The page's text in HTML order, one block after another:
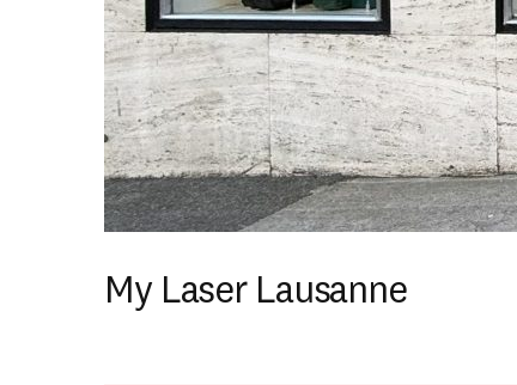
My Laser Lausanne